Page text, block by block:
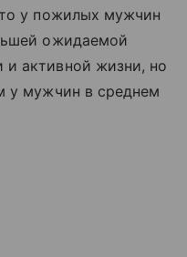
у пожилых мужчин
ожидаемой
активной жизни, но
у мужчин в среднем